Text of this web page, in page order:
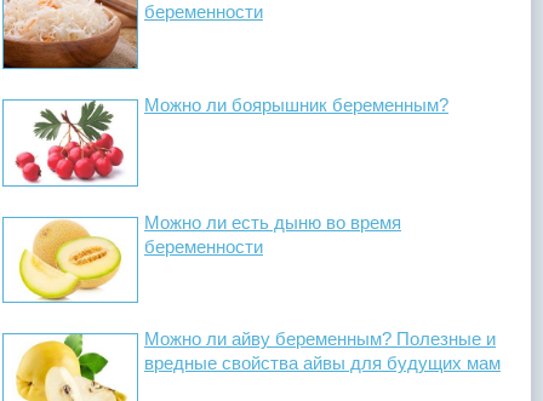
беременности
Можно ли боярышник беременным?
Можно ли есть дыню во время
беременности
Можно ли айву беременным? Полезные и
вредные свойства айвы для будущих мам